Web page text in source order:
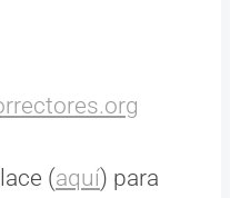
(aquí) para